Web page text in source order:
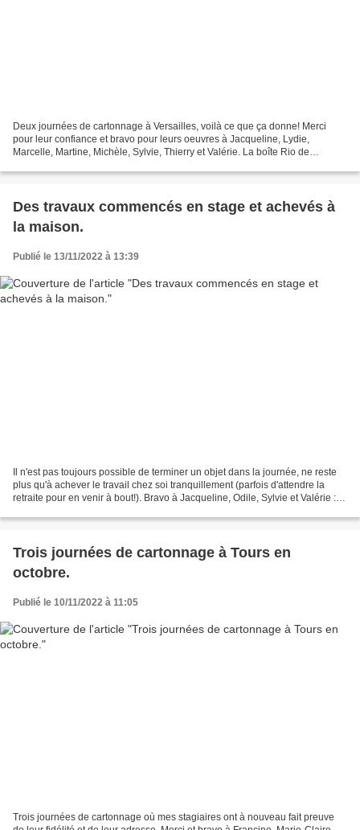
Deux journées de cartonnage à Versailles, voilà ce que ça donne! Merci
pour leur confiance et bravo pour leurs oeuvres à Jacqueline, Lydie,
Marcelle, Martine, Michèle, Sylvie, Thierry et Valérie. La boîte Rio de
Des travaux commencés en stage et achevés à
la maison.
Publié le 13/11/2022 à 13:39
Il n'est pas toujours possible de terminer un objet dans la journée, ne reste
plus qu'à achever le travail chez soi tranquillement (parfois d'attendre la
retraite pour en venir à bout!). Bravo à Jacqueline, Odile, Sylvie et Valérie :
Trois journées de cartonnage à Tours en
octobre.
Publié le 10/11/2022 à 11:05
Trois journées de cartonnage où mes stagiaires ont à nouveau fait preuve